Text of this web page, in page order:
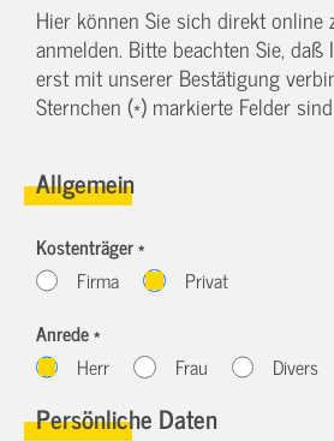
Hier können Sie sich direkt online
anmelden. Bitte beachten Sie,
erst mit unserer Bestätigung
Sternchen (*) markierte Felder
Allgemein
Kostenträger *
Firma
Privat
Anrede *
Herr
Frau Divers
Persönliche Daten